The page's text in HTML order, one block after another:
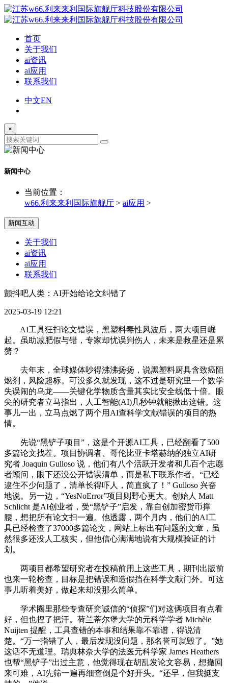
首页
关于我们
ai资讯
ai应用
联系我们
中文EN
×
新闻中心
当前位置：
w66.利来来利国际旗舰厅 > ai应用 >
新闻互动
关于我们
ai资讯
ai应用
联系我们
颤抖吧人类：AI开始给论文纠错了
2025-03-19 12:21
AI工具狂扫论文错误，黑塑料毒性风波后，两大项目崛
起。虽助减肥假与错，专家却忧误判伤人，未来是救星还是累
赘？
去年末，全球媒体吵得沸沸扬扬，说黑塑料厨具含致癌阻
燃剂，风险超标。可没多久就发现，这不过是研究里一个数学
失误闹的乌龙——关键化学物质含量其实比安全线低十倍。眼
尖的研究者立马指出，人工智能(AI)几秒钟就能揪出这错。这
事儿一出，立马点燃了两个用AI查科学文献错误的项目的热
情。
先说“黑铲子项目”，这是个开源AI工具，已经翻看了500
多篇论文找茬。项目协调者、哥伦比亚卡塔赫纳的独立AI研
究者 Joaquin Gulloso 说，他们有八个活跃开发者和几百个志愿
者顾问，眼下还没公开错误清单，而是私下联系作者。“已经
逮住不少问题了，清单长得吓人，简直疯了！” Gulloso 兴奋
地说。另一边，“YesNoError”项目则野心更大。创始人 Matt
Schlicht 是AI创业者，受“黑铲子”启发，靠自创加密货币撑
腰，想把所有论文扫一遍。他透露，两个月内，他们的AI工
具已经检查了37000多篇论文，网站上标出有问题的文章，虽
然很多还没人工核实，但他信心满满地说有大规模验证的计
划。
两项目都希望研究者在投稿前用上这些工具，期刊出版前
也来一轮检查，目标是把错误和造假挡在科学文献门外。可这
事儿听着美好，做起来却没那么简单。
学术圈里那些专查研究诚信的“侦探”们对这俩项目有点看
好，但也捏了把汗。荷兰蒂尔堡大学的元科学学者 Michèle
Nuijten 提醒，工具查错的本事和结果靠不靠谱，得说清
楚。“万一指错了人，最后发现没问题，那名誉可就毁了。”她
这话不无道理。瑞典林奈大学的法医元科学家 James Heathers
也帮“黑铲子”出过主意，他觉得现在胡乱发论文容易，想撤回
来可难，AI先筛一遍再细查倒是个好开头。“还早，但我挺支